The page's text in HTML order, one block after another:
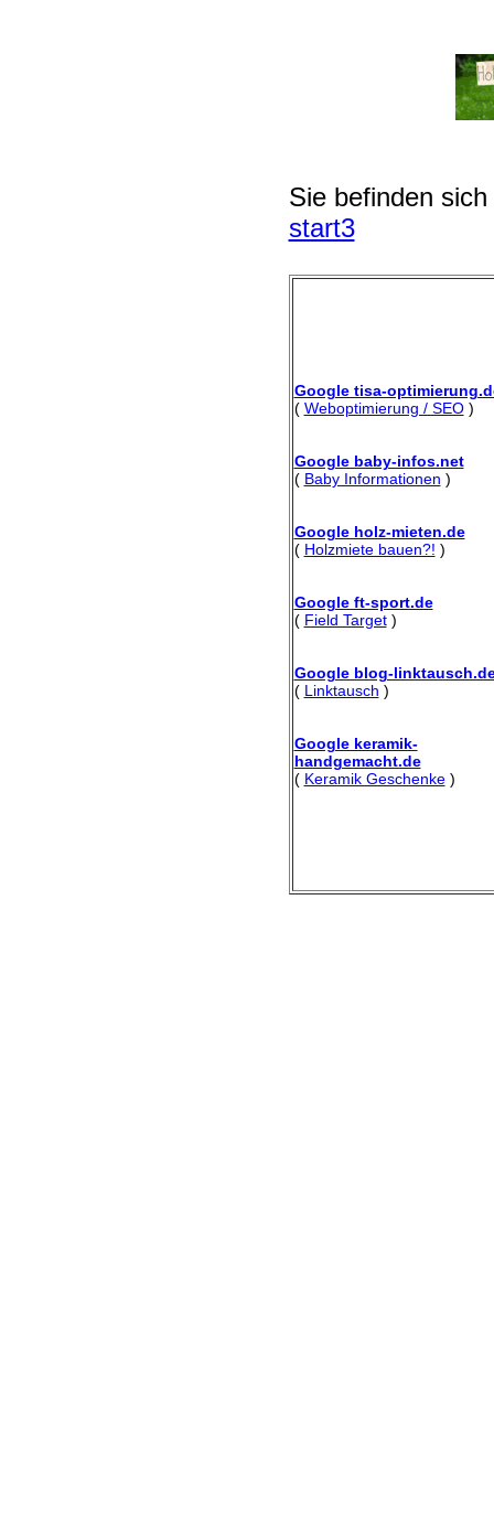
Sie befinden
start3
Google tisa-
( Weboptimierung / SEO)
Google baby-infos.net
( Baby Informationen )
Google holz-mieten.de
( Holzmiete bauen?! )
Google ft-sport.de
( Field Target)
Google blog-
( Linktausch )
Google keramik-
handgemacht.de
( Keramik Geschenke)